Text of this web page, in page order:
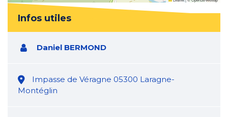
Infos utiles
Daniel BERMOND
Impasse de Véragne 05300 Laragne-
Montéglin